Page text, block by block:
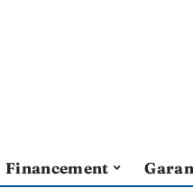
Financement